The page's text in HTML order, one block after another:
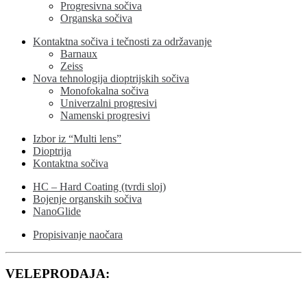
Progresivna sočiva
Organska sočiva
Kontaktna sočiva i tečnosti za održavanje
Barnaux
Zeiss
Nova tehnologija dioptrijskih sočiva
Monofokalna sočiva
Univerzalni progresivi
Namenski progresivi
Izbor iz “Multi lens”
Dioptrija
Kontaktna sočiva
HC – Hard Coating (tvrdi sloj)
Bojenje organskih sočiva
NanoGlide
Propisivanje naočara
VELEPRODAJA: